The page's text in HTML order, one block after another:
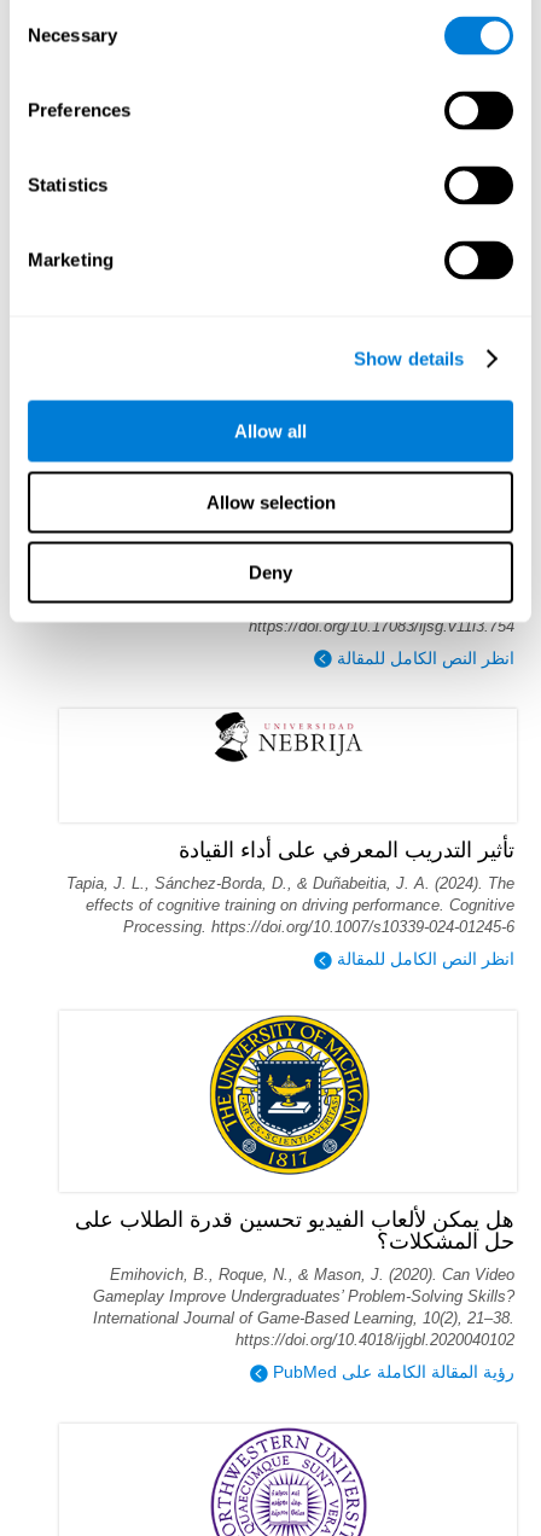
Selection
Necessary
Preferences
Statistics
Marketing
Show details
Allow all
Allow selection
Deny
تأثيرات التدريب بالكمبيوتر في الوظائف التنفيذية
والأداء الأكاديمي عند الأطفال
based training on children’s executive functions and academic
achievement. The Journal of Educational Research, 1–10.
https://doi.org/10.1080/00220671.2021.1998881
تأثير التدريب المعرفي على القراءة لدى الأطفال
بعمر 6 سنوات
a cognitive training on reading of 6-year-old children. International
Journal of Serious Games, 11(3), 45–69.
https://doi.org/10.17083/ijsg.v11i3.754
انظر النص الكامل للمقالة
تأثير التدريب المعرفي على أداء القيادة
Tapia, J. L., Sánchez-Borda, D., & Duñabeitia, J. A. (2024). The
effects of cognitive training on driving performance. Cognitive
Processing. https://doi.org/10.1007/s10339-024-01245-6
انظر النص الكامل للمقالة
هل يمكن لألعاب الفيديو تحسين قدرة الطلاب على
حل المشكلات؟
Emihovich, B., Roque, N., & Mason, J. (2020). Can Video
Gameplay Improve Undergraduates’ Problem-Solving Skills?
International Journal of Game-Based Learning, 10(2), 21–38.
https://doi.org/10.4018/ijgbl.2020040102
رؤية المقالة الكاملة على PubMed